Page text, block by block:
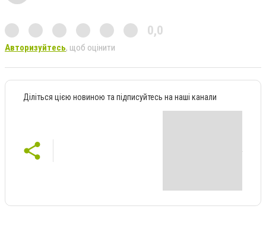
0,0
Авторизуйтесь, щоб оцінити
Діліться цією новиною та підписуйтесь на наші канали